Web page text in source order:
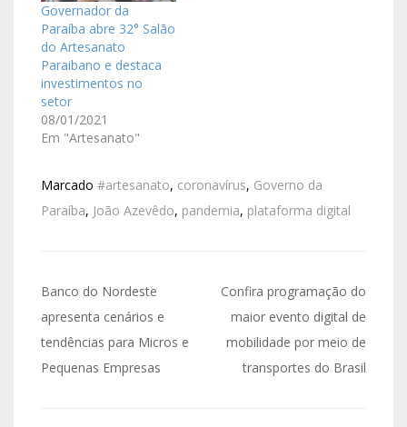
Governador da
Paraíba abre 32° Salão
do Artesanato
Paraibano e destaca
investimentos no
setor
08/01/2021
Em "Artesanato"
Marcado #artesanato, coronavírus, Governo da
Paraíba, João Azevêdo, pandemia, plataforma digital
Banco do Nordeste
apresenta cenários e
tendências para Micros e
Pequenas Empresas
Confira programação do
maior evento digital de
mobilidade por meio de
transportes do Brasil